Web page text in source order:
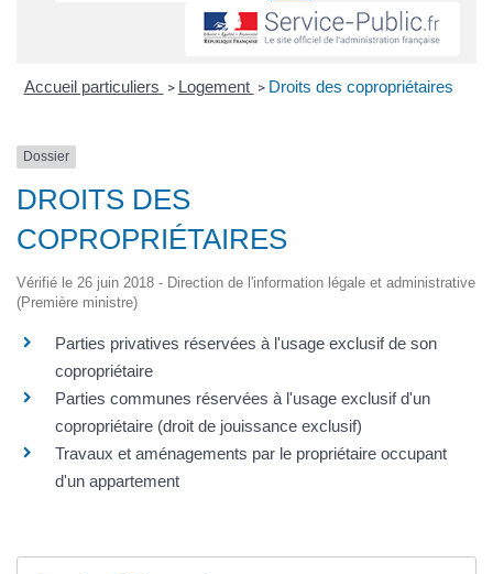
Accueil particuliers > Logement > Droits des copropriétaires
Dossier
DROITS DES
COPROPRIÉTAIRES
Vérifié le 26 juin 2018 - Direction de l'information légale et administrative
(Première ministre)
Parties privatives réservées à l'usage exclusif de son
copropriétaire
Parties communes réservées à l'usage exclusif d'un
copropriétaire (droit de jouissance exclusif)
Travaux et aménagements par le propriétaire occupant
d'un appartement